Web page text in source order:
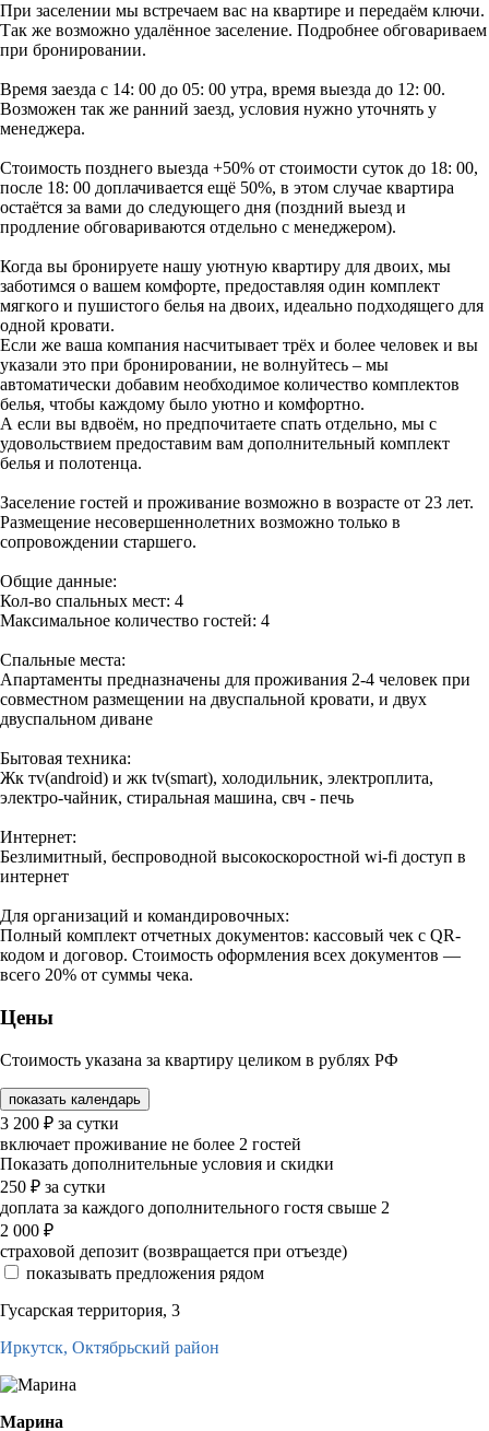
При заселении мы встречаем вас на квартире и передаём ключи.
Так же возможно удалённое заселение. Подробнее обговариваем
при бронировании.
Время заезда с 14: 00 до 05: 00 утра, время выезда до 12: 00.
Возможен так же ранний заезд, условия нужно уточнять у
менеджера.
Стоимость позднего выезда +50% от стоимости суток до 18: 00,
после 18: 00 доплачивается ещё 50%, в этом случае квартира
остаётся за вами до следующего дня (поздний выезд и
продление обговариваются отдельно с менеджером).
Когда вы бронируете нашу уютную квартиру для двоих, мы
заботимся о вашем комфорте, предоставляя один комплект
мягкого и пушистого белья на двоих, идеально подходящего для
одной кровати.
Если же ваша компания насчитывает трёх и более человек и вы
указали это при бронировании, не волнуйтесь – мы
автоматически добавим необходимое количество комплектов
белья, чтобы каждому было уютно и комфортно.
А если вы вдвоём, но предпочитаете спать отдельно, мы с
удовольствием предоставим вам дополнительный комплект
белья и полотенца.
Заселение гостей и проживание возможно в возрасте от 23 лет.
Размещение несовершеннолетних возможно только в
сопровождении старшего.
Общие данные:
Кол-во спальных мест: 4
Максимальное количество гостей: 4
Спальные места:
Апартаменты предназначены для проживания 2-4 человек при
совместном размещении на двуспальной кровати, и двух
двуспальном диване
Бытовая техника:
Жк тv(android) и жк tv(smart), холодильник, электроплита,
электро-чайник, стиральная машина, свч - печь
Интернет:
Безлимитный, беспроводной высокоскоростной wi-fi доступ в
интернет
Для организаций и командировочных:
Полный комплект отчетных документов: кассовый чек с QR-
кодом и договор. Стоимость оформления всех документов —
всего 20% от суммы чека.
Цены
Стоимость указана за квартиру целиком в рублях РФ
показать календарь
3 200 ₽ за сутки
включает проживание не более 2 гостей
Показать дополнительные условия и скидки
250 ₽ за сутки
доплата за каждого дополнительного гостя свыше 2
2 000 ₽
страховой депозит (возвращается при отъезде)
показывать предложения рядом
Гусарская территория, 3
Иркутск, Октябрьский район
Марина